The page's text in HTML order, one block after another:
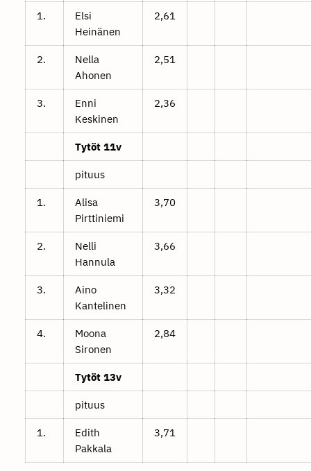
1.
Elsi
Heinänen
2,61
2.
Nella
Ahonen
2,51
3.
Enni
Keskinen
2,36
Tytöt 11v
pituus
1.
Alisa
Pirttiniemi
3,70
2.
Nelli
Hannula
3,66
3.
Aino
Kantelinen
3,32
4.
Moona
Sironen
2,84
Tytöt 13v
pituus
1.
Edith
Pakkala
3,71